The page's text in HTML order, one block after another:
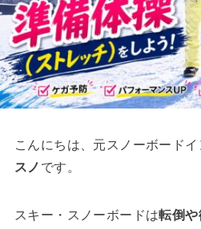
こんにちは、元スノーボードイ
スノ です。
スキー・スノーボードは転倒